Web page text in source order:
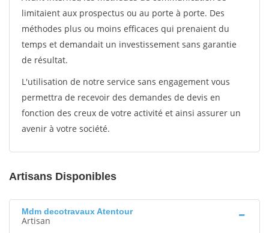
limitaient aux prospectus ou au porte à porte. Des
méthodes plus ou moins efficaces qui prenaient du
temps et demandait un investissement sans garantie
de résultat.
L'utilisation de notre service sans engagement vous
permettra de recevoir des demandes de devis en
fonction des creux de votre activité et ainsi assurer un
avenir à votre société.
Artisans Disponibles
Mdm decotravaux Atentour
Artisan